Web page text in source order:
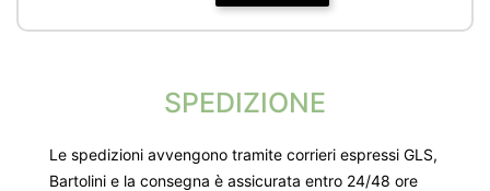
SPEDIZIONE
Le spedizioni avvengono tramite corrieri espressi GLS,
Bartolini e la consegna è assicurata entro 24/48 ore